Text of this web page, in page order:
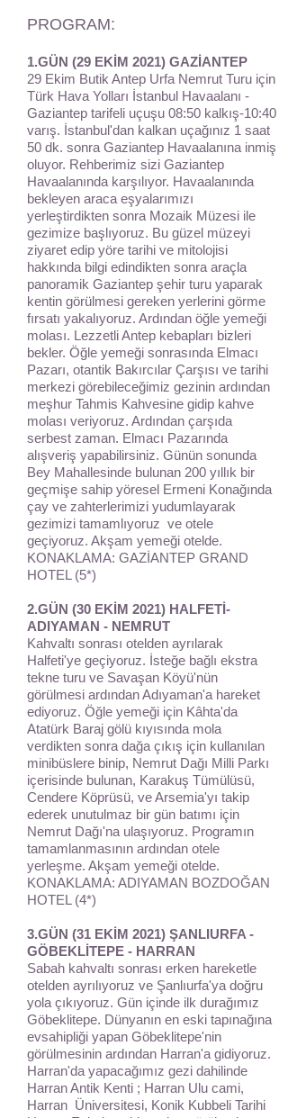
PROGRAM:
1.GÜN (29 EKİM 2021) GAZİANTEP
29 Ekim Butik Antep Urfa Nemrut Turu için
Türk Hava Yolları İstanbul Havaalanı -
Gaziantep tarifeli uçuşu 08:50 kalkış-10:40
varış. İstanbul'dan kalkan uçağınız 1 saat
50 dk. sonra Gaziantep Havaalanına inmiş
oluyor. Rehberimiz sizi Gaziantep
Havaalanında karşılıyor. Havaalanında
bekleyen araca eşyalarımızı
yerleştirdikten sonra Mozaik Müzesi ile
gezimize başlıyoruz. Bu güzel müzeyi
ziyaret edip yöre tarihi ve mitolojisi
hakkında bilgi edindikten sonra araçla
panoramik Gaziantep şehir turu yaparak
kentin görülmesi gereken yerlerini görme
fırsatı yakalıyoruz. Ardından öğle yemeği
molası. Lezzetli Antep kebapları bizleri
bekler. Öğle yemeği sonrasında Elmacı
Pazarı, otantik Bakırcılar Çarşısı ve tarihi
merkezi görebileceğimiz gezinin ardından
meşhur Tahmis Kahvesine gidip kahve
molası veriyoruz. Ardından çarşıda
serbest zaman. Elmacı Pazarında
alışveriş yapabilirsiniz. Günün sonunda
Bey Mahallesinde bulunan 200 yıllık bir
geçmişe sahip yöresel Ermeni Konağında
çay ve zahterlerimizi yudumlayarak
gezimizi tamamlıyoruz ve otele
geçiyoruz. Akşam yemeği otelde.
KONAKLAMA: GAZİANTEP GRAND
HOTEL (5*)
2.GÜN (30 EKİM 2021) HALFETİ-
ADIYAMAN - NEMRUT
Kahvaltı sonrası otelden ayrılarak
Halfeti'ye geçiyoruz. İsteğe bağlı ekstra
tekne turu ve Savaşan Köyü'nün
görülmesi ardından Adıyaman'a hareket
ediyoruz. Öğle yemeği için Kâhta'da
Atatürk Baraj gölü kıyısında mola
verdikten sonra dağa çıkış için kullanılan
minibüslere binip, Nemrut Dağı Milli Parkı
içerisinde bulunan, Karakuş Tümülüsü,
Cendere Köprüsü, ve Arsemia'yı takip
ederek unutulmaz bir gün batımı için
Nemrut Dağı'na ulaşıyoruz. Programın
tamamlanmasının ardından otele
yerleşme. Akşam yemeği otelde.
KONAKLAMA: ADIYAMAN BOZDOĞAN
HOTEL (4*)
3.GÜN (31 EKİM 2021) ŞANLIURFA -
GÖBEKLİTEPE - HARRAN
Sabah kahvaltı sonrası erken hareketle
otelden ayrılıyoruz ve Şanlıurfa'ya doğru
yola çıkıyoruz. Gün içinde ilk durağımız
Göbeklitepe. Dünyanın en eski tapınağına
evsahipliği yapan Göbeklitepe'nin
görülmesinin ardından Harran'a gidiyoruz.
Harran'da yapacağımız gezi dahilinde
Harran Antik Kenti ; Harran Ulu cami,
Harran Üniversitesi, Konik Kubbeli Tarihi